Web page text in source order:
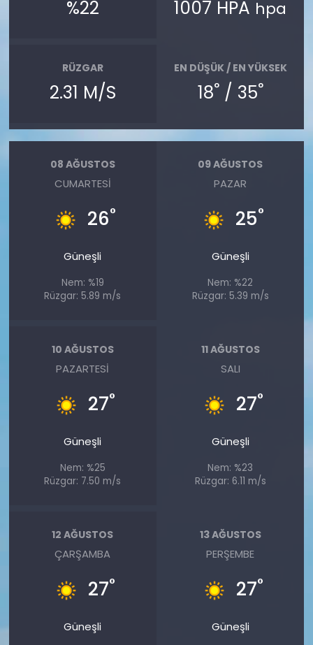
%22 1007 HPA hpa
RÜZGAR
2.31 M/S
EN DÜŞÜK / EN YÜKSEK
18°/ 35°
08 AĞUSTOS
CUMARTESI
26°
Güneşli
Nem: %19
Rüzgar: 5.89 m/s
09 AĞUSTOS
PAZAR
25°
Güneşli
Nem: %22
Rüzgar: 5.39 m/s
10 AĞUSTOS
PAZARTESI
27°
Güneşli
Nem: %25
Rüzgar: 7.50 m/s
11 AĞUSTOS
SALI
27°
Güneşli
Nem: %23
Rüzgar: 6.11 m/s
12 AĞUSTOS
ÇARŞAMBA
27°
Güneşli
13 AĞUSTOS
PERŞEMBE
27°
Güneşli